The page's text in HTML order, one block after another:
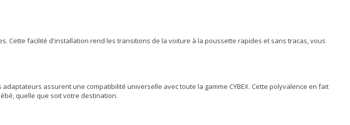
facilité d'installation rend les transitions de la voiture à la poussette rapides et sans tracas, vous
assurent une compatibilité universelle avec toute la gamme CYBEX. Cette polyvalence en fait
quelle que soit votre destination.